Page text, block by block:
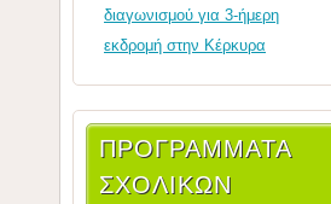
διαγωνισμού για 3-ήμερη
εκδρομή στην Κέρκυρα
ΠΡΟΓΡΑΜΜΑΤΑ
ΣΧΟΛΙΚΩΝ